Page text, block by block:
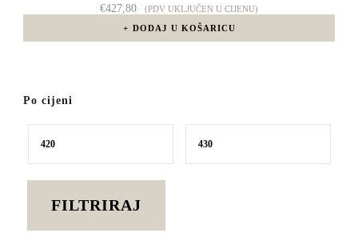
€427,80
(PDV UKLJUČEN U CIJENU)
DODAJ U KOŠARICU
Po cijeni
Min Maks
FILTRIRAJ